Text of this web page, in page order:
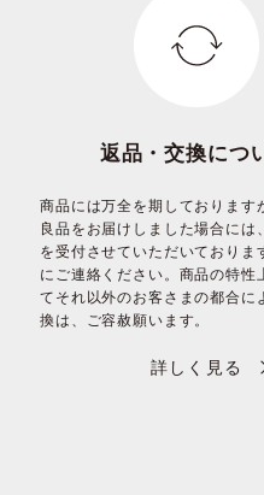
返品・交換につ
商品には万全を期しております
良品をお届けしました場合には
を受付させていただいておりま
にご連絡ください。商品の特性
てそれ以外のお客さまの都合に
換は、ご容赦願います。
詳しく見る